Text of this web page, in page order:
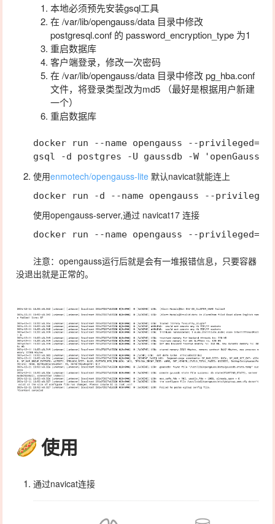
本地必须预先安装gsql工具
在 /var/lib/opengauss/data 目录中修改
postgresql.conf 的password_encryption_type ​ 为1
重启数据库
客户端登录，修改一次密码
在 /var/lib/opengauss/data 目录中修改 pg_hba.conf
文件，将登录类型改为md5 （最好是根据用户新建
一个）
重启数据库
docker run --name opengauss --privileged=true
使用enmotech/opengauss-lite 默认navicat就能连上
使用opengauss-server,通过 navicat17 连接
注意：opengauss运行后就是会有一堆报错信息，只要容器
没退出就是正常的。
使用
通过navicat连接